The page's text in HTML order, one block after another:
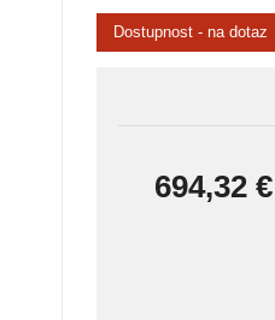
Dostupnost - na dotaz
694,32 €